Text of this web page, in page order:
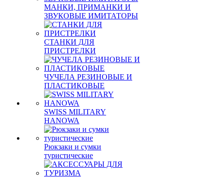
МАНКИ, ПРИМАНКИ И
ЗВУКОВЫЕ ИМИТАТОРЫ
СТАНКИ ДЛЯ
ПРИСТРЕЛКИ
ЧУЧЕЛА РЕЗИНОВЫЕ И
ПЛАСТИКОВЫЕ
SWISS MILITARY
HANOWA
Рюкзаки и сумки
туристические